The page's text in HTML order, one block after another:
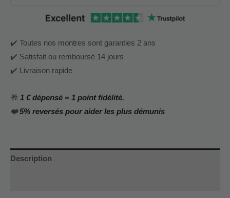
✔️ Toutes nos montres sont garanties 2 ans
✔️ Satisfait ou remboursé 14 jours
✔️ Livraison rapide
🎁 1 € dépensé = 1 point fidélité.
❤️5% reversés pour aider les plus démunis
Description